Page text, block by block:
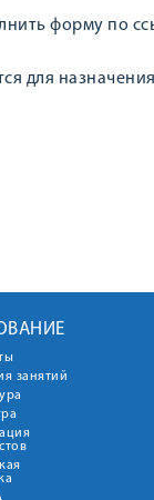
форму по
для
занятий